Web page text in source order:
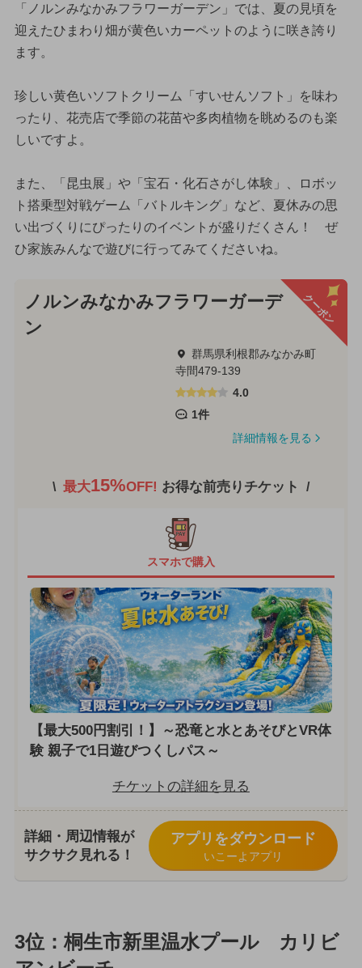
「ノルンみなかみフラワーガーデン」では、夏の見頃を
迎えたひまわり畑が黄色いカーペットのように咲き誇り
ます。
珍しい黄色いソフトクリーム「すいせんソフト」を味わ
ったり、花売店で季節の花苗や多肉植物を眺めるのも楽
しいですよ。
また、「昆虫展」や「宝石・化石さがし体験」、ロボッ
ト搭乗型対戦ゲーム「バトルキング」など、夏休みの思
い出づくりにぴったりのイベントが盛りだくさん！ ぜ
ひ家族みんなで遊びに行ってみてくださいね。
クーポン
ノルンみなかみフラワーガーデ
ン
群馬県利根郡みなかみ町
寺間479-139
4.0
1件
詳細情報を見る
最大15%OFF! お得な前売りチケット
スマホで購入
【最大500円割引！】～恐竜と水とあそびとVR体
験 親子で1日遊びつくしパス～
チケットの詳細を見る
詳細・周辺情報が
サクサク見れる！
アプリをダウンロード
いこーよアプリ
3位：桐生市新里温水プール カリビ